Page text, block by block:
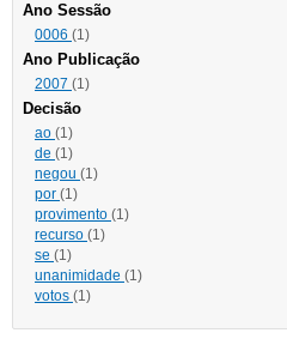
Ano Sessão
0006 (1)
Ano Publicação
2007 (1)
Decisão
ao (1)
de (1)
negou (1)
por (1)
provimento (1)
recurso (1)
se (1)
unanimidade (1)
votos (1)